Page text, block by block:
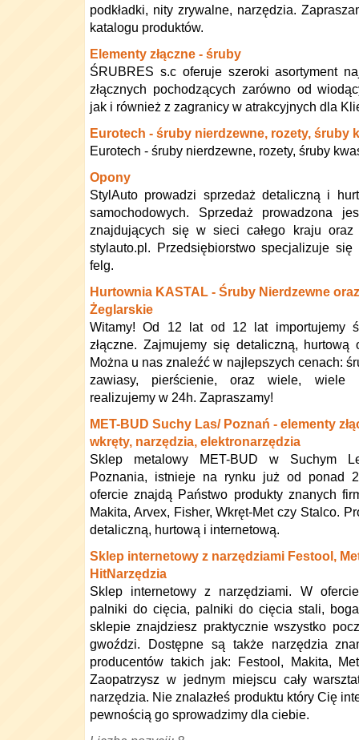
podkładki, nity zrywalne, narzędzia.
katalogu produktów.
Elementy złączne - śruby
ŚRUBRES s.c oferuje szeroki asortyment
złącznych pochodzących zarówno od
jak i również z zagranicy w atrakcyjnych dla
Eurotech - śruby nierdzewne, rozety, śruby
Eurotech - śruby nierdzewne, rozety, śruby
Opony
StylAuto prowadzi sprzedaż detaliczną i
samochodowych. Sprzedaż prowadzona
znajdujących się w sieci całego kraju oraz
stylauto.pl. Przedsiębiorstwo specjalizuje
felg.
Hurtownia KASTAL - Śruby Nierdzewne
Żeglarskie
Witamy! Od 12 lat od 12 lat importujemy
złączne. Zajmujemy się detaliczną, hurtową
Można u nas znaleźć w najlepszych cenach:
zawiasy, pierścienie, oraz wiele, wiele
realizujemy w 24h. Zapraszamy!
MET-BUD Suchy Las/ Poznań - elementy
wkręty, narzędzia, elektronarzędzia
Sklep metalowy MET-BUD w Suchym
Poznania, istnieje na rynku już od ponad
ofercie znajdą Państwo produkty znanych
Makita, Arvex, Fisher, Wkręt-Met czy Stalco.
detaliczną, hurtową i internetową.
Sklep internetowy z narzędziami Festool,
HitNarzędzia
Sklep internetowy z narzędziami. W
palniki do cięcia, palniki do cięcia stali,
sklepie znajdziesz praktycznie wszystko
gwoździ. Dostępne są także narzędzia
producentów takich jak: Festool, Makita,
Zaopatrzysz w jednym miejscu cały
narzędzia. Nie znalazłeś produktu który Cię
pewnością go sprowadzimy dla ciebie.